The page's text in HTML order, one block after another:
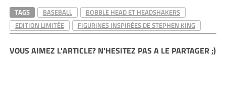
TAGS BASEBALL
BOBBLE HEAD ET HEADSHAKERS
EDITION LIMITÉE
FIGURINES INSPIRÉES DE STEPHEN KING
VOUS AIMEZ L'ARTICLE? N'HESITEZ PAS A LE PARTAGER ;)